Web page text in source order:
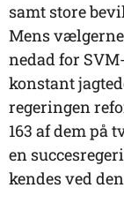
samt store
Mens
nedad for
konstant
regeringen
163 af dem på
en
kendes ved